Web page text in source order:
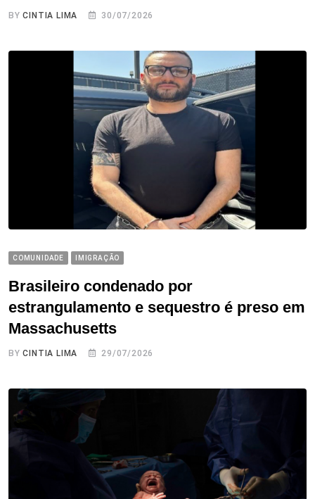
BYCINTIA LIMA 30/07/2026
COMUNIDADE IMIGRAÇÃO
Brasileiro condenado por
estrangulamento e sequestro é preso em
Massachusetts
BYCINTIA LIMA 29/07/2026